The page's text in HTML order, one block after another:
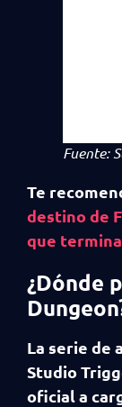
Fuente:
Te
destino de
que
¿Dónde
La serie de
Studio
oficial a